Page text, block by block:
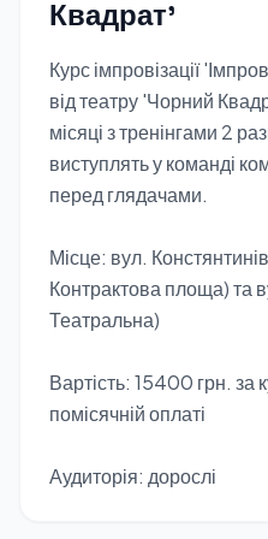
Квадрат'
Курс імпровізації
від театру 'Чорний
місяці з тренінгами 2
виступлять у команді
перед глядачами.
Місце: вул.
Контрактова площа) та
Театральна)
Вартість: 15400 грн. за
помісячній оплаті
Аудиторія: дорослі